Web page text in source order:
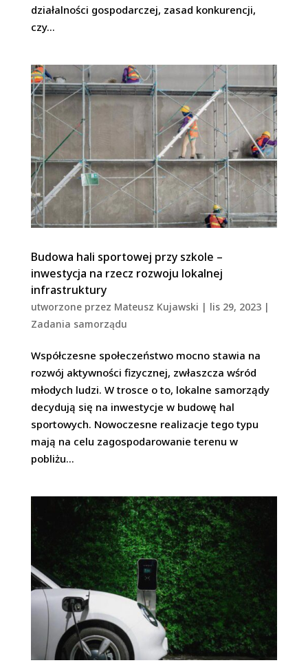
działalności gospodarczej, zasad konkurencji,
czy...
Budowa hali sportowej przy szkole –
inwestycja na rzecz rozwoju lokalnej
infrastruktury
utworzone przez Mateusz Kujawski | lis 29, 2023|
Zadania samorządu
Współczesne społeczeństwo mocno stawia na
rozwój aktywności fizycznej, zwłaszcza wśród
młodych ludzi. W trosce o to, lokalne samorządy
decydują się na inwestycje w budowę hal
sportowych. Nowoczesne realizacje tego typu
mają na celu zagospodarowanie terenu w
pobliżu...